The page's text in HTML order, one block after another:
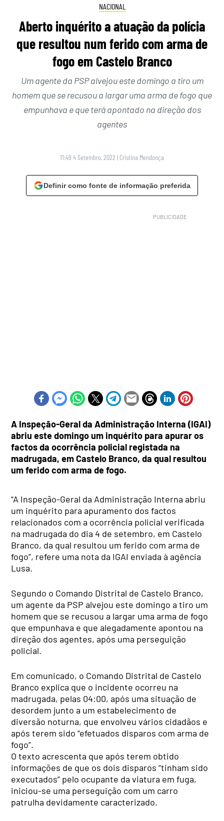
NACIONAL
Aberto inquérito a atuação da polícia
que resultou num ferido com arma de
fogo em Castelo Branco
Um agente da PSP alvejou este domingo a tiro um
homem que se recusou a largar uma arma de fogo que
empunhava e que terá apontado na direção dos
agentes
11:49 4 Setembro, 2022 | Cristina Mendonça
Definir como fonte de informação preferida
A Inspeção-Geral da Administração Interna (IGAI)
abriu este domingo um inquérito para apurar os
factos da ocorrência policial registada na
madrugada, em Castelo Branco, da qual resultou
um ferido com arma de fogo.
“A Inspeção-Geral da Administração Interna abriu
um inquérito para apuramento dos factos
relacionados com a ocorrência policial verificada
na madrugada do dia 4 de setembro, em Castelo
Branco, da qual resultou um ferido com arma de
fogo”, refere uma nota da IGAI enviada à agência
Lusa.
Segundo o Comando Distrital de Castelo Branco,
um agente da PSP alvejou este domingo a tiro um
homem que se recusou a largar uma arma de fogo
que empunhava e que alegadamente apontou na
direção dos agentes, após uma perseguição
policial.
Em comunicado, o Comando Distrital de Castelo
Branco explica que o incidente ocorreu na
madrugada, pelas 04:00, após uma situação de
desordem junto a um estabelecimento de
diversão noturna, que envolveu vários cidadãos e
após terem sido “efetuados disparos com arma de
fogo”.
O texto acrescenta que após terem obtido
informações de que os dois disparos “tinham sido
executados” pelo ocupante da viatura em fuga,
iniciou-se uma perseguição com um carro
patrulha devidamente caracterizado.